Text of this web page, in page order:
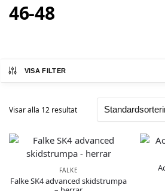
46-48
VISA FILTER
Visar alla 12 resultat
FALKE
Falke SK4 advanced skidstrumpa